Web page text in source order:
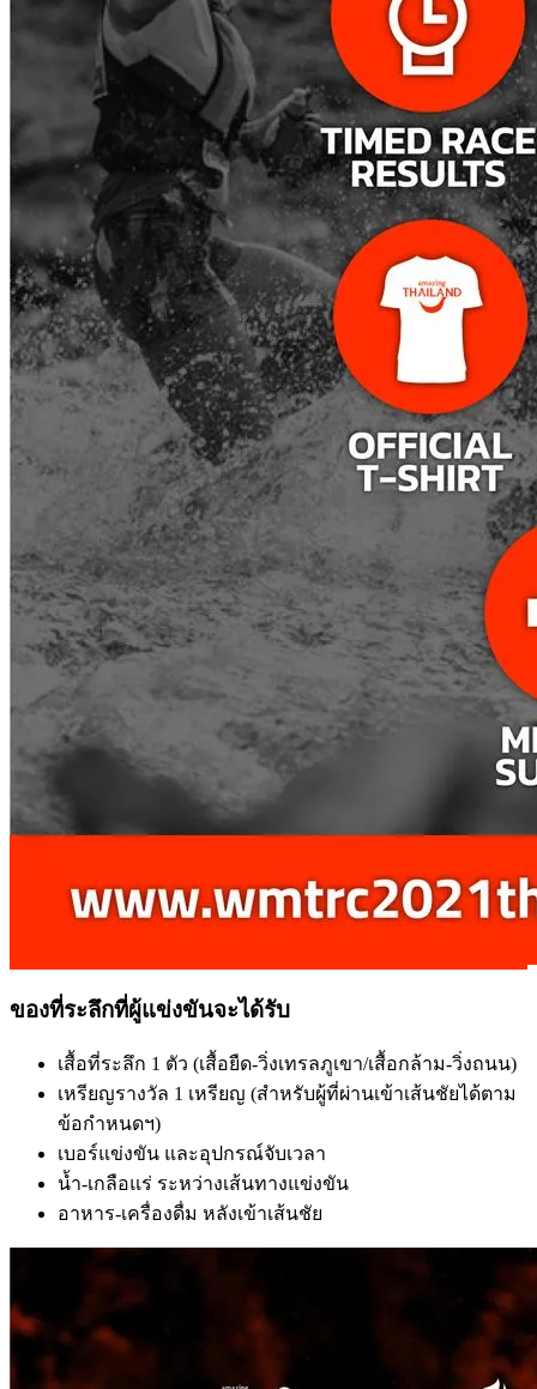
ของที่ระลึกที่ผู้แข่งขันจะได้รับ
เสื้อที่ระลึก 1 ตัว (เสื้อยืด-วิ่งเทรลภูเขา/เสื้อกล้าม-วิ่งถนน)
เหรียญรางวัล 1 เหรียญ (สำหรับผู้ที่ผ่านเข้าเส้นชัยได้ตาม
ข้อกำหนดฯ)
เบอร์แข่งขัน และอุปกรณ์จับเวลา
น้ำ-เกลือแร่ ระหว่างเส้นทางแข่งขัน
อาหาร-เครื่องดื่ม หลังเข้าเส้นชัย